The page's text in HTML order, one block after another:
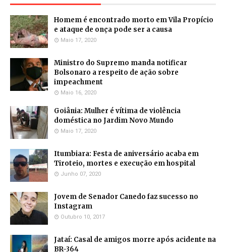
Homem é encontrado morto em Vila Propício
e ataque de onça pode ser a causa
Maio 17, 2020
Ministro do Supremo manda notificar
Bolsonaro a respeito de ação sobre
impeachment
Maio 16, 2020
Goiânia: Mulher é vítima de violência
doméstica no Jardim Novo Mundo
Maio 17, 2020
Itumbiara: Festa de aniversário acaba em
Tiroteio, mortes e execução em hospital
Junho 07, 2020
Jovem de Senador Canedo faz sucesso no
Instagram
Outubro 10, 2017
Jataí: Casal de amigos morre após acidente na
BR-364